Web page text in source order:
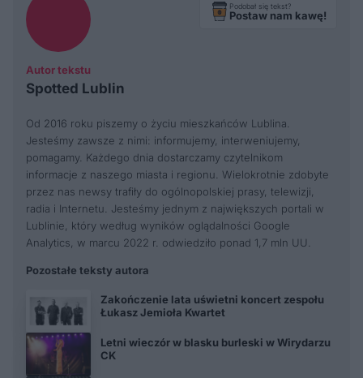
Autor tekstu
Spotted Lublin
Podobał się tekst?
Postaw nam kawę!
Od 2016 roku piszemy o życiu mieszkańców Lublina.
Jesteśmy zawsze z nimi: informujemy, interweniujemy,
pomagamy. Każdego dnia dostarczamy czytelnikom
informacje z naszego miasta i regionu. Wielokrotnie zdobyte
przez nas newsy trafiły do ogólnopolskiej prasy, telewizji,
radia i Internetu. Jesteśmy jednym z największych portali w
Lublinie, który według wyników oglądalności Google
Analytics, w marcu 2022 r. odwiedziło ponad 1,7 mln UU.
Pozostałe teksty autora
Zakończenie lata uświetni koncert zespołu
Łukasz Jemioła Kwartet
Letni wieczór w blasku burleski w Wirydarzu
CK